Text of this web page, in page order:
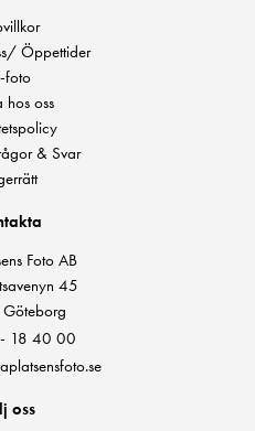
Öppettider
foto
hos oss
& Svar
Foto AB
45
18 40 00
oss